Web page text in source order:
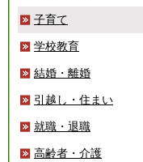
子育て
学校教育
結婚・離婚
引越し・住まい
就職・退職
高齢者・介護